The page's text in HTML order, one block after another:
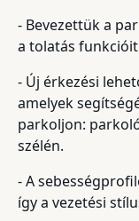
- Bevezettük a
a tolatás
- Új érkezési
amelyek
parkoljon:
szélén.
- A
így a vezetési